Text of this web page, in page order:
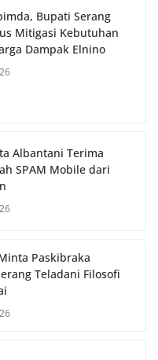
Bupati Serang
Mitigasi Kebutuhan
Dampak Elnino
Albantani Terima
SPAM Mobile dari
Paskibraka
Teladani Filosofi